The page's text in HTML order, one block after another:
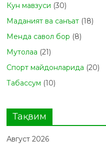
Кун мавзуси (30)
Маданият ва санъат (18)
Менда савол бор (8)
Мутолаа (21)
Спорт майдонларида (20)
Табасcум (10)
Тақвим
Август 2026